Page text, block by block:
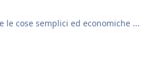
le cose semplici ed economiche ...